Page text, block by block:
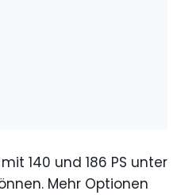
140 und 186 PS unter
Mehr Optionen